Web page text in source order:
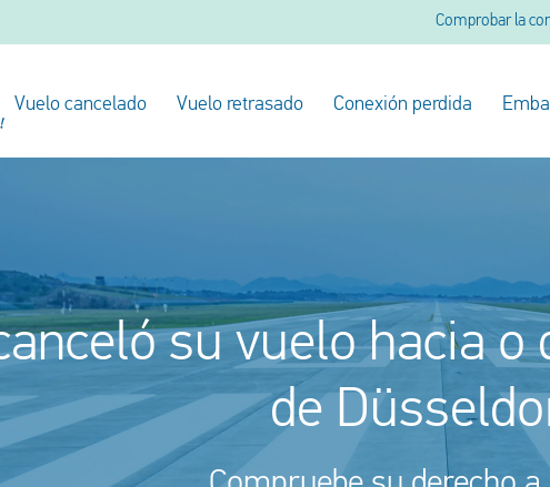
Comprobar la
Vuelo cancelado Vuelo retrasado Conexión perdida
su vuelo hacia
de